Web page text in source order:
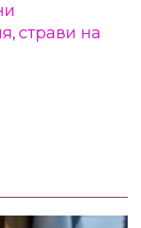
, страви на